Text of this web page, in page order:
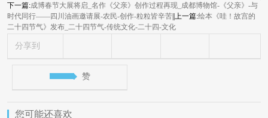
下一篇:成博春节大展将启_名作《父亲》创作过程再现_成都博物馆-《父亲》-与
时代同行——四川油画邀请展-农民-创作-粒粒皆辛苦 ||上一篇:绘本《哇！故宫的
二十四节气》发布_二十四节气-传统文化-二十四-文化
分享到
赞
您可能还喜欢